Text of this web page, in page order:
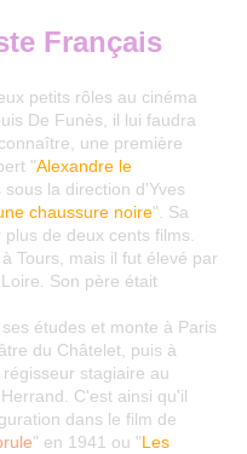
Français
petits rôles au cinéma
De Funès, il lui faudra
une première
"Alexandre le
la direction d'Yves
chaussure noire". Sa
de deux cents films.
à Tours, mais il fut élevé par
Son père était
études et monte à Paris
du Châtelet, puis à
stagiaire au
C'est ainsi qu'il
dans le film de
" en 1941 ou "Les